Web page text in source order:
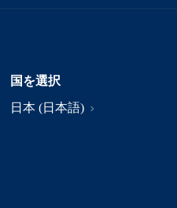
国を選択
日本 (日本語)